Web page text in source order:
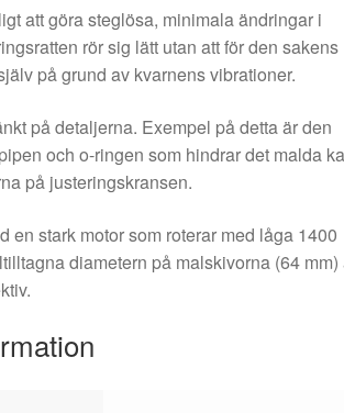
att göra steglösa, minimala ändringar i
rör sig lätt utan att för den sakens
på grund av kvarnens vibrationer.
på detaljerna. Exempel på detta är den
och o-ringen som hindrar det malda
på justeringskransen.
en stark motor som roterar med låga 1400
diametern på malskivorna (64 mm)